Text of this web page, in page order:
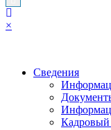
×
Сведения
Кадровый